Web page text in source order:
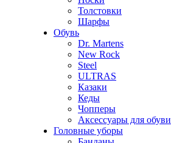
Толстовки
Шарфы
Обувь
Dr. Martens
New Rock
Steel
ULTRAS
Казаки
Кеды
Чопперы
Аксессуары для обуви
Головные уборы